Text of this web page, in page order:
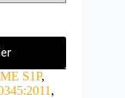
S1P,
,